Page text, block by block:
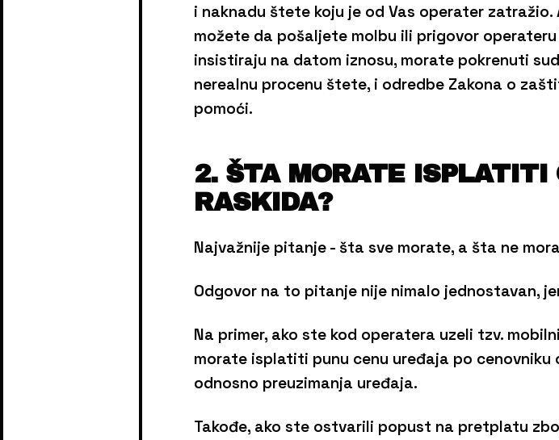
i naknadu štete koju je od Vas operater
možete da pošaljete molbu ili prigovor
insistiraju na datom iznosu, morate pokrenuti
nerealnu procenu štete, i odredbe Zakona o
pomoći.
2. ŠTA MORATE ISPLATITI
RASKIDA?
Najvažnije pitanje - šta sve morate, a šta ne
Odgovor na to pitanje nije nimalo jednostavan,
Na primer, ako ste kod operatera uzeli tzv.
morate isplatiti punu cenu uređaja po
odnosno preuzimanja uređaja.
Takođe, ako ste ostvarili popust na pretplatu